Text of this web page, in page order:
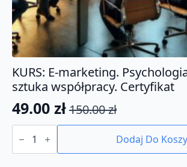
KURS: E-marketing.
sztuka współpracy. Certyfikat
150.00zł
Pierwotna
cena
wynosiła:
49.00 zł
Aktualna
cena
wynosi:
ilość
KURS:
marketing.
Dodaj Do